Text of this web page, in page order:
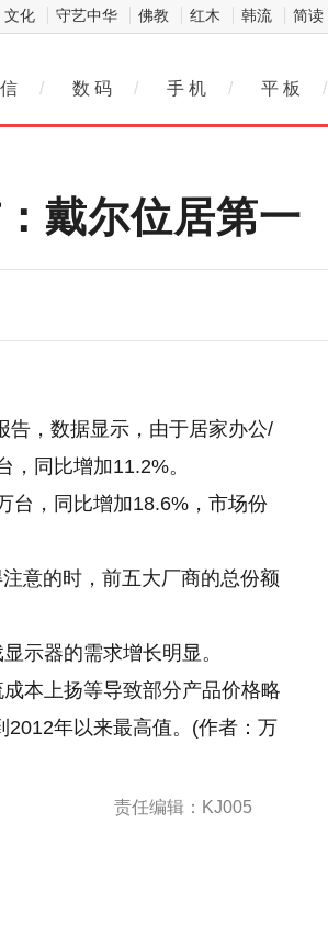
文化 守艺中华 佛教 红木 韩流 简读
/ 数 码 / 手 机 / 平 板 /
戴尔位居第一
告，数据显示，由于居家办公/
同比增加11.2%。
台，同比增加18.6%，市场份
意的时，前五大厂商的总份额
示器的需求增长明显。
本上扬等导致部分产品价格略
年以来最高值。(作者：万
责任编辑：KJ005